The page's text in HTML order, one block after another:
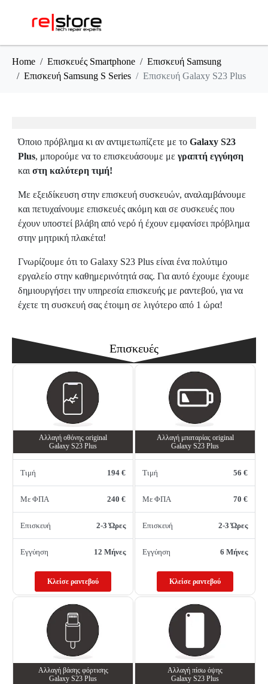
Home Επισκευές Smartphone
Επισκευή Samsung
Επισκευή Samsung S Series
Επισκευή Galaxy S23 Plus
Όποιο πρόβλημα κι αν αντιμετωπίζετε με το Galaxy S23
Plus, μπορούμε να το επισκευάσουμε με γραπτή εγγύηση
και στη καλύτερη τιμή!
Με εξειδίκευση στην επισκευή συσκευών, αναλαμβάνουμε
και πετυχαίνουμε επισκευές ακόμη και σε συσκευές που
έχουν υποστεί βλάβη από νερό ή έχουν εμφανίσει πρόβλημα
στην μητρική πλακέτα!
Γνωρίζουμε ότι το Galaxy S23 Plus είναι ένα πολύτιμο
εργαλείο στην καθημερινότητά σας. Για αυτό έχουμε έχουμε
δημιουργήσει την υπηρεσία επισκευής με ραντεβού, για να
έχετε τη συσκευή σας έτοιμη σε λιγότερο από 1 ώρα!
Επισκευές
Αλλαγή oθόνης οriginal
Galaxy S23 Plus
Τιμή 194 €
Με ΦΠΑ 240 €
Επισκευή 2-3 Ώρες
Εγγύηση 12 Μήνες
Κλείσε ραντεβού
Αλλαγή μπαταρίας original
Galaxy S23 Plus
Τιμή 56 €
Με ΦΠΑ 70 €
Επισκευή 2-3 Ώρες
Εγγύηση 6 Μήνες
Κλείσε ραντεβού
Αλλαγή βάσης φόρτισης
Galaxy S23 Plus
Αλλαγή πίσω όψης
Galaxy S23 Plus